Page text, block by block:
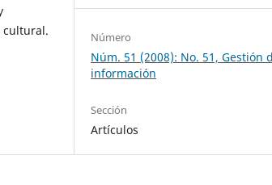
cultural.
Número
Núm. 51 (2008): No. 51, Gestión
información
Sección
Artículos